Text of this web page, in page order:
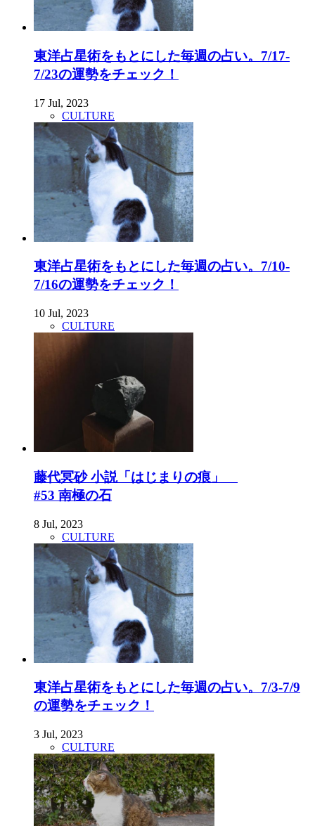
東洋占星術をもとにした毎週の占い。7/17-
7/23の運勢をチェック！
17 Jul, 2023
CULTURE
東洋占星術をもとにした毎週の占い。7/10-
7/16の運勢をチェック！
10 Jul, 2023
CULTURE
藤代冥砂 小説「はじまりの痕」
#53 南極の石
8 Jul, 2023
CULTURE
東洋占星術をもとにした毎週の占い。7/3-7/9
の運勢をチェック！
3 Jul, 2023
CULTURE